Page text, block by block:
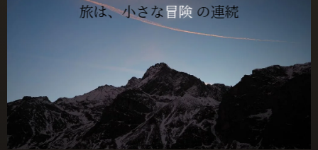
旅は、小さな冒険 の連続